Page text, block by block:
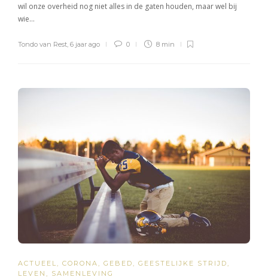
wil onze overheid nog niet alles in de gaten houden, maar wel bij
wie…
Tondo van Rest, 6 jaar ago 0 8 min
ACTUEEL, CORONA, GEBED, GEESTELIJKE STRIJD,
LEVEN , SAMENLEVING